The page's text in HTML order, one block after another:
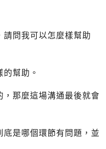
問我可以怎麼樣幫助
幫助。
那麼這場溝通最後就會
是哪個環節有問題，並